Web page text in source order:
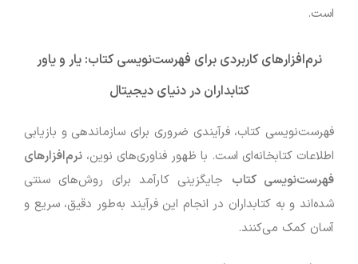
است.
نرم‌افزارهای کاربردی برای فهرست‌نویسی کتاب: یار و یاور
کتابداران در دنیای دیجیتال
فهرست‌نویسی کتاب، فرآیندی ضروری برای سازماندهی و بازیابی
اطلاعات کتابخانه‌ای است. با ظهور فناوری‌های نوین، نرم‌افزارهای
فهرست‌نویسی کتاب جایگزینی کارآمد برای روش‌های سنتی
شده‌اند و به کتابداران در انجام این فرآیند به‌طور دقیق، سریع و
آسان کمک می‌کنند.